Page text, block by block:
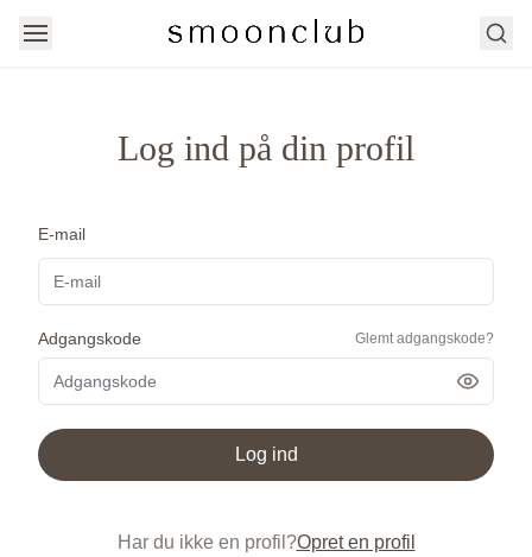
Søg
Log ind på din profil
E-mail
Adgangskode Glemt adgangskode?
Vis
Log ind
Har du ikke en profil?Opret en profil